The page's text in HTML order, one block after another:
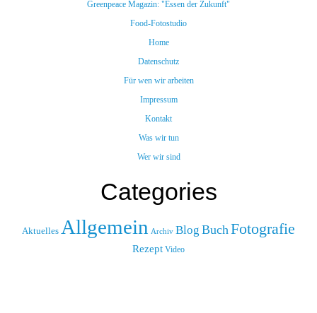
Greenpeace Magazin: "Essen der Zukunft"
Food-Fotostudio
Home
Datenschutz
Für wen wir arbeiten
Impressum
Kontakt
Was wir tun
Wer wir sind
Categories
Aktuelles Allgemein Archiv Blog BuchFotografie
Rezept Video